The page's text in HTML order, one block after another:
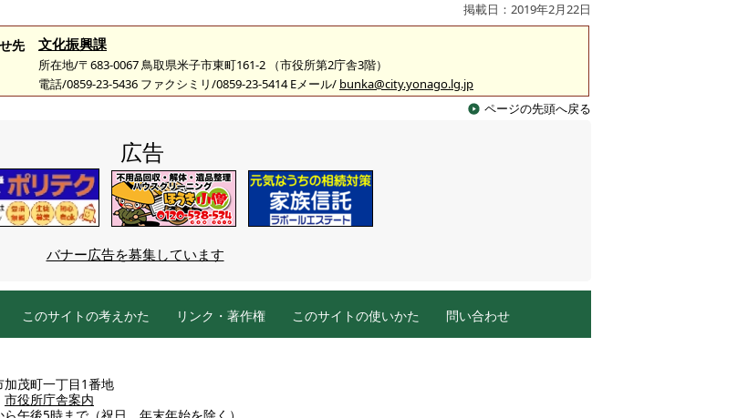
掲載日：2019年2月22日
先 文化振興課
所在地/〒683-0067 鳥取県米子市東町161-2 （市役所第2庁舎3階）
電話/0859-23-5436 ファクシミリ/0859-23-5414 Eメール/ bunka@city.yonago.lg.jp
ページの先頭へ戻る
広告
バナー広告を募集しています
このサイトの考えかた リンク・著作権 このサイトの使いかた 問い合わせ
茂町一丁目1番地
市役所庁舎案内